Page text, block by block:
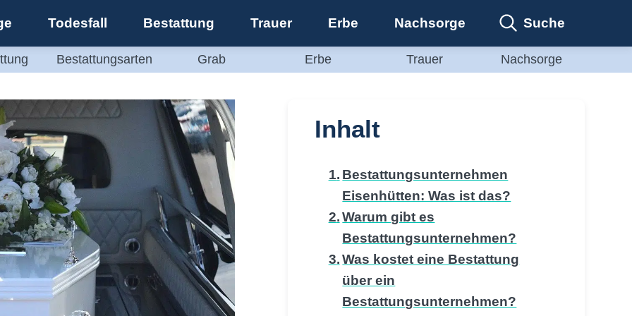
Todesfall Bestattung Trauer Erbe Nachsorge Suche
Bestattungsarten Grab Erbe Trauer Nachsorge
Inhalt
Bestattungsunternehmen
Eisenhütten: Was ist das?
Warum gibt es
Bestattungsunternehmen?
Was kostet eine Bestattung
über ein
Bestattungsunternehmen?